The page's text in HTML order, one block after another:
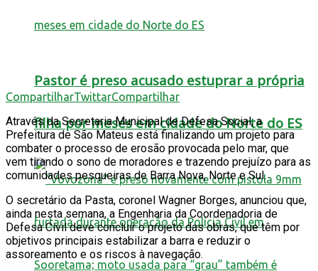
Pastor é preso acusado estuprar a própria
filha por meses em cidade do Norte do ES
CompartilharTwittarCompartilhar
Através da Secretaria Municipal de Defesa Social, a
Prefeitura de São Mateus está finalizando um projeto para
combater o processo de erosão provocada pelo mar, que
vem tirando o sono de moradores e trazendo prejuízo para as
comunidades pesqueiras de Barra Nova, Norte e Sul.
O secretário da Pasta, coronel Wagner Borges, anunciou que,
ainda nesta semana, a Engenharia da Coordenadoria de
Defesa Civil deve concluir o projeto das obras, que têm por
objetivos principais estabilizar a barra e reduzir o
assoreamento e os riscos à navegação.